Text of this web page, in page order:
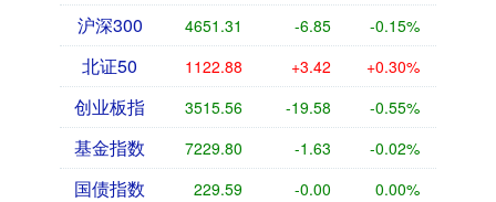
沪深300 4651.31 -6.85 -0.15%
北证50 1122.88 +3.42 +0.30%
创业板指 3515.56 -19.58 -0.55%
基金指数 7229.80 -1.63 -0.02%
国债指数 229.59 -0.00 0.00%